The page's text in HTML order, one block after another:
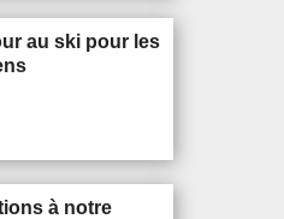
au ski pour les
à notre